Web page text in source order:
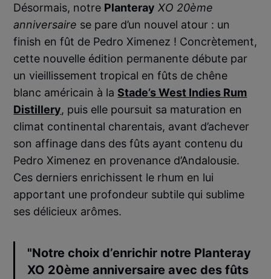
Désormais, notre Planteray XO 20ème
anniversaire se pare d’un nouvel atour : un
finish en fût de Pedro Ximenez ! Concrètement,
cette nouvelle édition permanente débute par
un vieillissement tropical en fûts de chêne
blanc américain à la Stade’s West Indies Rum
Distillery, puis elle poursuit sa maturation en
climat continental charentais, avant d’achever
son affinage dans des fûts ayant contenu du
Pedro Ximenez en provenance d’Andalousie.
Ces derniers enrichissent le rhum en lui
apportant une profondeur subtile qui sublime
ses délicieux arômes.
"Notre choix d’enrichir notre Planteray
XO 20ème anniversaire avec des fûts